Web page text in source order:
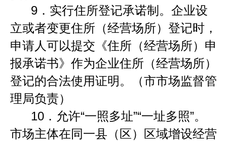
9． 实行住所登记承诺制。企业设
立或者变更住所（经营场所）登记时，
申请人可以提交《住所（经营场所）申
报承诺书》作为企业住所（经营场所）
登记的合法使用证明。（市市场监督管
理局负责）
10． 允许“一照多址”“一址多照”。
市场主体在同一县（区）区域增设经营